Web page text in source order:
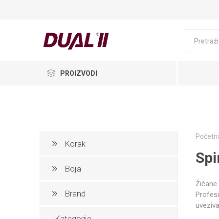
PROIZVODI
Žičane
Korak
Boja
Brand